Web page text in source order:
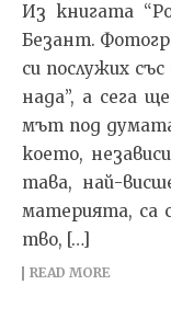
Из книгата
Безант.
си пос­лу­жих
на­да”, а се­га
мът под
ко­е­то,
та­ва, най-
ма­те­ри­я­та, са
т­во, […]
READ MORE